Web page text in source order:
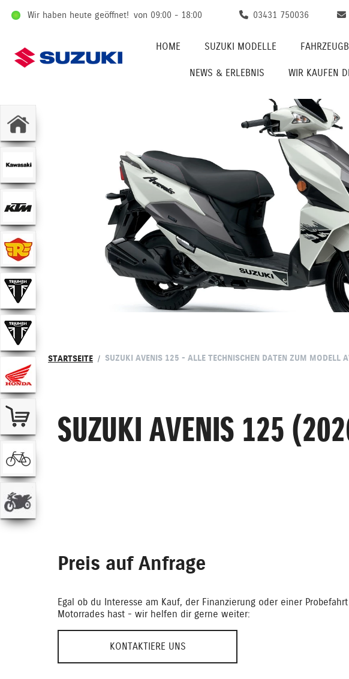
Wir haben heute geöffnet! von 09:00 - 18:00 03431 750036
HOME SUZUKI MODELLE
NEWS & ERLEBNIS WIR KAUFEN
STARTSEITE SUZUKI AVENIS 125 - ALLE TECHNISCHEN DATEN ZUM MODELL
SUZUKI AVENIS 125
Preis auf Anfrage
Egal ob du Interesse am Kauf, der Finanzierung oder einer
Motorrades hast - wir helfen dir gerne weiter:
KONTAKTIERE UNS